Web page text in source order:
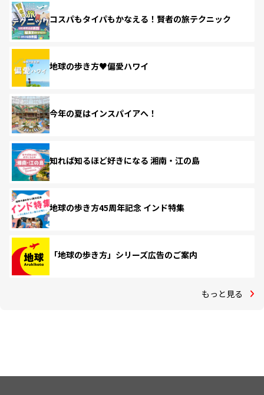
コスパもタイパもかなえる！賢者の旅テクニック
地球の歩き方♥偏愛ハワイ
今年の夏はインスパイアへ！
知れば知るほど好きになる 湘南・江の島
地球の歩き方45周年記念 インド特集
「地球の歩き方」シリーズ広告のご案内
もっと見る